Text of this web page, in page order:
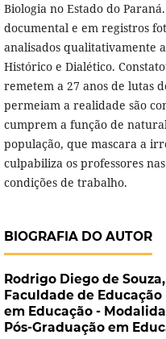
Biologia no Estado do
documental e em registros
analisados qualitativamente
Histórico e Dialético.
remetem a 27 anos de lutas
permeiam a realidade são
cumprem a função de
população, que mascara a
culpabiliza os professores
condições de trabalho.
BIOGRAFIA DO AUTOR
Rodrigo Diego de Souza,
Faculdade de
em Educação -
Pós-Graduação em